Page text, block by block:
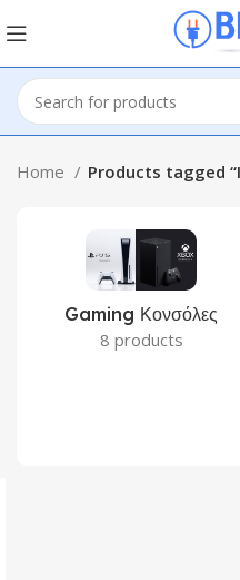
Home Products tagged
Gaming Κονσόλες
8 products